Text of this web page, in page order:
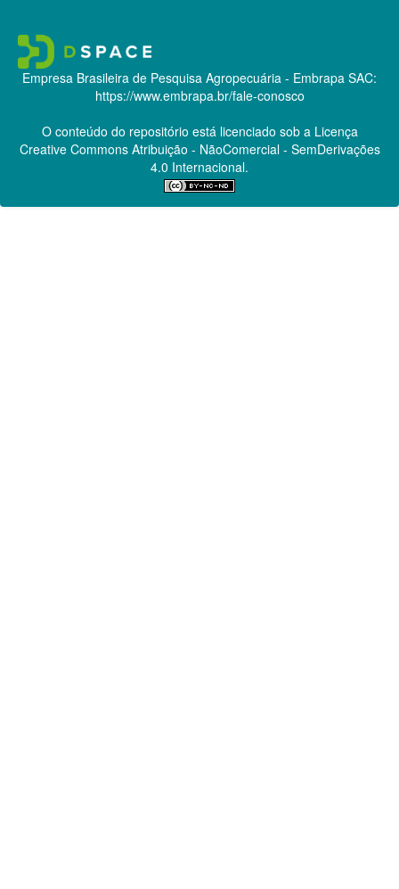
Empresa Brasileira de Pesquisa Agropecuária - Embrapa SAC:
https://www.embrapa.br/fale-conosco
O conteúdo do repositório está licenciado sob a Licença
Creative CommonsAtribuição - NãoComercial - SemDerivações
4.0 Internacional.